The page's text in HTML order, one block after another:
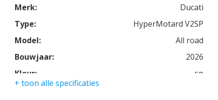
Merk:
Ducati
Type:
HyperMotard V2SP
Model:
All road
Bouwjaar:
2026
Kleur:
sp
+ toon alle specificaties